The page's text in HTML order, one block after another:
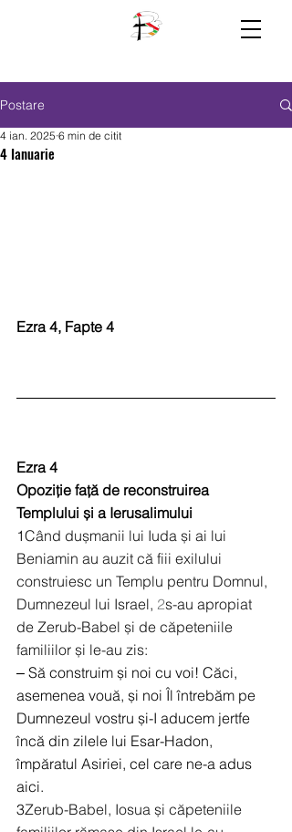
Postare
4 Ianuarie
4 ian. 2025 6 min de citit
Ezra 4, Fapte 4
Ezra 4
Opoziție față de reconstruirea
Templului și a Ierusalimului
1Când dușmanii lui Iuda și ai lui
Beniamin au auzit că fiii exilului
construiesc un Templu pentru Domnul,
Dumnezeul lui Israel, 2s-au apropiat
de Zerub-Babel și de căpeteniile
familiilor și le-au zis:
‒ Să construim și noi cu voi! Căci,
asemenea vouă, și noi Îl întrebăm pe
Dumnezeul vostru și-I aducem jertfe
încă din zilele lui Esar-Hadon,
împăratul Asiriei, cel care ne-a adus
aici.
3Zerub-Babel, Iosua și căpeteniile